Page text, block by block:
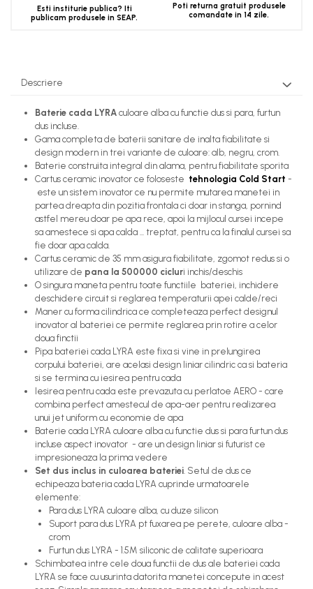
Esti institurie publica? Iti
publicam produsele in SEAP.
Poti returna gratuit produsele
comandate in 14 zile.
Descriere
Baterie cada LYRA culoare alba cu functie dus si para, furtun
dus incluse.
Gama completa de baterii sanitare de inalta fiabilitate si
design modern in trei variante de culoare: alb, negru, crom.
Baterie construita integral din alama, pentru fiabilitate sporita
Cartus ceramic inovator ce foloseste tehnologia Cold Start -
este un sistem inovator ce nu permite mutarea manetei in
partea dreapta din pozitia frontala ci doar in stanga, pornind
astfel mereu doar pe apa rece, apoi la mijlocul cursei incepe
sa amestece si apa calda ... treptat, pentru ca la finalul cursei sa
fie doar apa calda.
Cartus ceramic de 35 mm asigura fiabilitate, zgomot redus si o
utilizare de pana la 500000 cicluri inchis/deschis
O singura maneta pentru toate functiile bateriei, inchidere
deschidere circuit si reglarea temperaturii apei calde/reci
Maner cu forma cilindrica ce completeaza perfect designul
inovator al bateriei ce permite reglarea prin rotire a celor
doua finctii
Pipa bateriei cada LYRA este fixa si vine in prelungirea
corpului bateriei, are acelasi design liniar cilindric ca si bateria
si se termina cu iesirea pentru cada
Iesirea pentru cada este prevazuta cu perlatoe AERO - care
combina perfect amestecul de apa-aer pentru realizarea
unui jet uniform cu economie de apa
Baterie cada LYRA culoare alba cu functie dus si para furtun dus
incluse aspect inovator - are un design liniar si futurist ce
impresioneaza la prima vedere
Set dus inclus in culoarea bateriei. Setul de dus ce
echipeaza bateria cada LYRA cuprinde urmatoarele
elemente:
Para dus LYRA culoare alba, cu duze silicon
Suport para dus LYRA pt fuxarea pe perete, culoare alba -
crom
Furtun dus LYRA - 1.5M siliconic de calitate superioara
Schimbatea intre cele doua functii de dus ale bateriei cada
LYRA se face cu usurinta datorita manetei concepute in acest